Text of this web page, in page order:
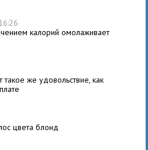
калорий омолаживает
такое же удовольствие, как
цвета блонд